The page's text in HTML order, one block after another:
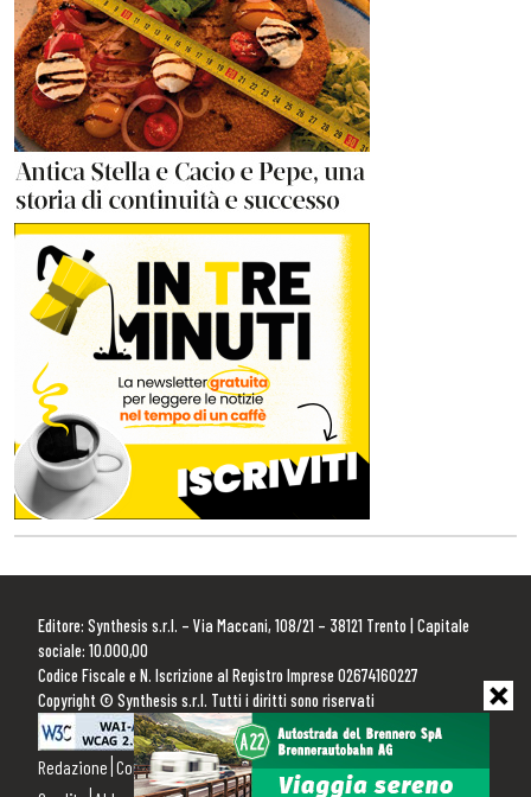
Editore: Synthesis s.r.l. – Via Maccani, 108/21 – 38121 Trento | Capitale
sociale: 10.000,00
Codice Fiscale e N. Iscrizione al Registro Imprese 02674160227
Copyright © Synthesis s.r.l. Tutti i diritti sono riservati
Redazione Contattaci Pubblicità Privacy Policy Cookie Policy